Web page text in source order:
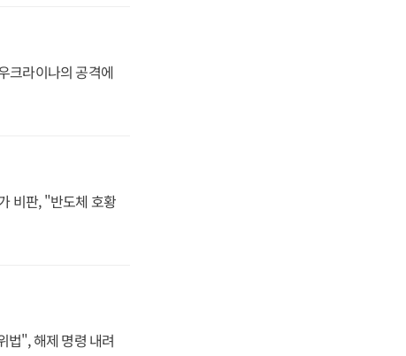
크라이나의 공격에
비판, "반도체 호황
법", 해제 명령 내려